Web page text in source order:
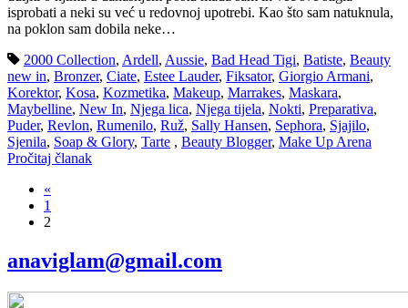
isprobati a neki su već u redovnoj upotrebi. Kao što sam natuknula,
na poklon sam dobila neke…
2000 Collection, Ardell, Aussie, Bad Head Tigi, Batiste, Beauty
new in, Bronzer, Ciate, Estee Lauder, Fiksator, Giorgio Armani,
Korektor, Kosa, Kozmetika, Makeup, Marrakes, Maskara,
Maybelline, New In, Njega lica, Njega tijela, Nokti, Preparativa,
Puder, Revlon, Rumenilo, Ruž, Sally Hansen, Sephora, Sjajilo,
Sjenila, Soap & Glory, Tarte , Beauty Blogger, Make Up Arena
Pročitaj članak
«
1
2
anaviglam@gmail.com